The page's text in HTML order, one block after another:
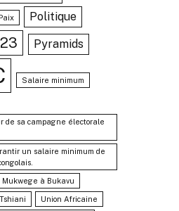
Politique
Pyramids
Salaire minimum
de sa campagne électorale
un salaire minimum de
à Bukavu
Union Africaine